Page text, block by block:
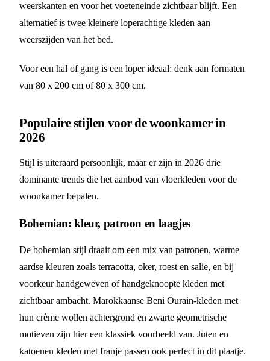
weerskanten en voor het voeteneinde zichtbaar blijft. Een
alternatief is twee kleinere loperachtige kleden aan
weerszijden van het bed.
Voor een hal of gang is een loper ideaal: denk aan formaten
van 80 x 200 cm of 80 x 300 cm.
Populaire stijlen voor de woonkamer in
2026
Stijl is uiteraard persoonlijk, maar er zijn in 2026 drie
dominante trends die het aanbod van vloerkleden voor de
woonkamer bepalen.
Bohemian: kleur, patroon en laagjes
De bohemian stijl draait om een mix van patronen, warme
aardse kleuren zoals terracotta, oker, roest en salie, en bij
voorkeur handgeweven of handgeknoopte kleden met
zichtbaar ambacht. Marokkaanse Beni Ourain-kleden met
hun crème wollen achtergrond en zwarte geometrische
motieven zijn hier een klassiek voorbeeld van. Juten en
katoenen kleden met franje passen ook perfect in dit plaatje.